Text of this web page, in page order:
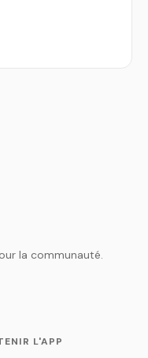
la communauté.
L'APP